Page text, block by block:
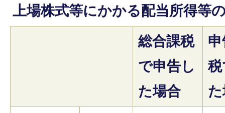
上場株式等にかかる配当所得等
総合課税
で申告し
た場合